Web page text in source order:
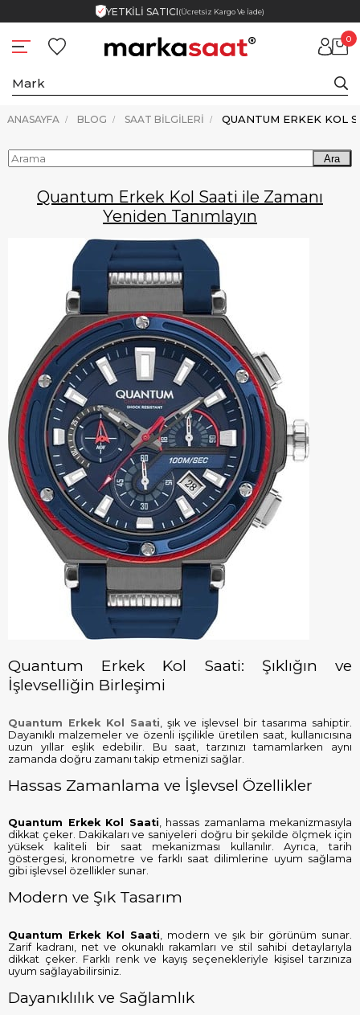
YETKİLİ SATICI(Ücretsiz Kargo Ve İade)
0
ANASAYFA BLOG SAAT BILGILERI
Ara
Quantum Erkek Kol Saati ile Zamanı
Yeniden Tanımlayın
Quantum Erkek Kol Saati: Şıklığın ve
İşlevselliğin Birleşimi
Quantum Erkek Kol Saati , şık ve işlevsel bir tasarıma sahiptir.
Dayanıklı malzemeler ve özenli işçilikle üretilen saat, kullanıcısına
uzun yıllar eşlik edebilir. Bu saat, tarzınızı tamamlarken aynı
zamanda doğru zamanı takip etmenizi sağlar.
Hassas Zamanlama ve İşlevsel Özellikler
Quantum Erkek Kol Saati, hassas zamanlama mekanizmasıyla
dikkat çeker. Dakikaları ve saniyeleri doğru bir şekilde ölçmek için
yüksek kaliteli bir saat mekanizması kullanılır. Ayrıca, tarih
göstergesi, kronometre ve farklı saat dilimlerine uyum sağlama
gibi işlevsel özellikler sunar.
Modern ve Şık Tasarım
Quantum Erkek Kol Saati , modern ve şık bir görünüm sunar.
Zarif kadranı, net ve okunaklı rakamları ve stil sahibi detaylarıyla
dikkat çeker. Farklı renk ve kayış seçenekleriyle kişisel tarzınıza
uyum sağlayabilirsiniz.
Dayanıklılık ve Sağlamlık